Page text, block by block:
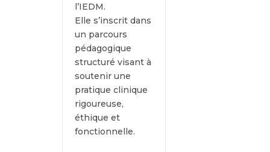
l’IEDM.
Elle s’inscrit dans
un parcours
pédagogique
structuré visant à
soutenir une
pratique clinique
rigoureuse,
éthique et
fonctionnelle.